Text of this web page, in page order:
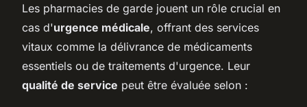
Les pharmacies de garde jouent un rôle crucial en
cas d'urgence médicale, offrant des services
vitaux comme la délivrance de médicaments
essentiels ou de traitements d'urgence. Leur
qualité de service peut être évaluée selon :